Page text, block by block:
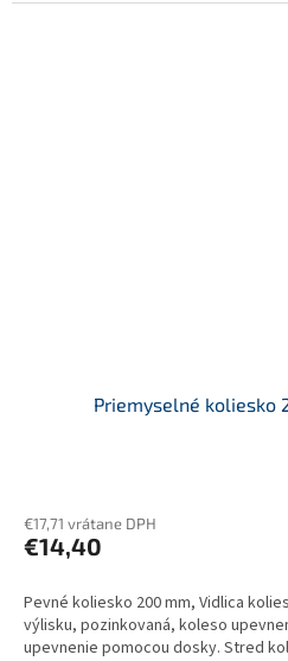
Priemyselné koliesko
€17,71 vrátane DPH
€14,40
Pevné koliesko 200 mm, Vidlica
výlisku, pozinkovaná, koleso
upevnenie pomocou dosky. Stred